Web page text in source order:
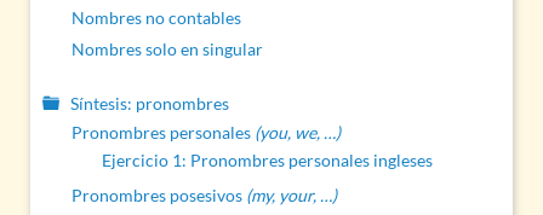
Nombres no contables
Nombres solo en singular
Síntesis: pronombres
Pronombres personales (you, we, …)
Ejercicio 1: Pronombres personales ingleses
Pronombres posesivos (my, your, …)